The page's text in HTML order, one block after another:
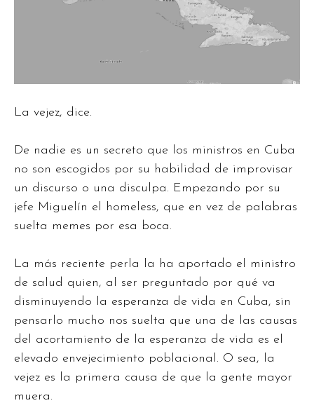
La vejez, dice.
De nadie es un secreto que los ministros en Cuba
no son escogidos por su habilidad de improvisar
un discurso o una disculpa. Empezando por su
jefe Miguelín el homeless, que en vez de palabras
suelta memes por esa boca.
La más reciente perla la ha aportado el ministro
de salud quien, al ser preguntado por qué va
disminuyendo la esperanza de vida en Cuba, sin
pensarlo mucho nos suelta que una de las causas
del acortamiento de la esperanza de vida es el
elevado envejecimiento poblacional. O sea, la
vejez es la primera causa de que la gente mayor
muera.